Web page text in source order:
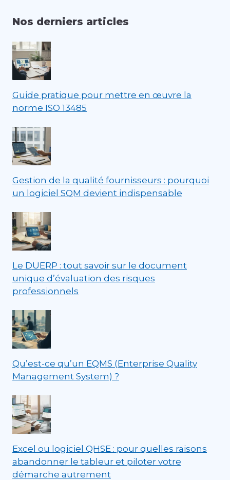
Nos derniers articles
Guide pratique pour mettre en œuvre la
norme ISO 13485
Gestion de la qualité fournisseurs : pourquoi
un logiciel SQM devient indispensable
Le DUERP : tout savoir sur le document
unique d’évaluation des risques
professionnels
Qu’est-ce qu’un EQMS (Enterprise Quality
Management System) ?
Excel ou logiciel QHSE : pour quelles raisons
abandonner le tableur et piloter votre
démarche autrement